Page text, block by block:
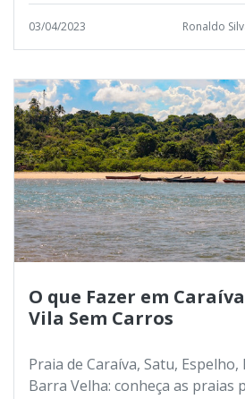
03/04/2023 Ronaldo
O que Fazer em
Vila Sem Carros
Praia de Caraíva, Satu, Espelho,
Barra Velha: conheça as praias